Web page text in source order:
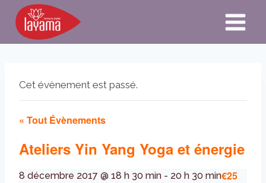
Aller
contenu
Cet évènement est passé.
« Tout Évènements
Ateliers Yin Yang Yoga et énergie
8 décembre 2017 @ 18 h 30 min - 20 h 30 min€25